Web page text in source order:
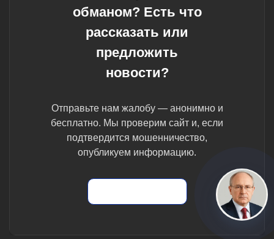
обманом? Есть что
рассказать или
предложить
новости?
Отправьте нам жалобу — анонимно и
бесплатно. Мы проверим сайт и, если
подтвердится мошенничество,
опубликуем информацию.